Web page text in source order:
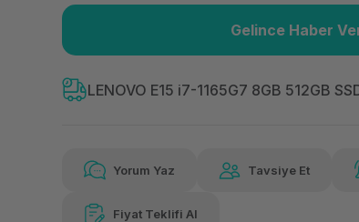
Gelince Haber
LENOVO E15 i7-1165G7 8GB 512GB
Yorum Yaz Tavsiye Et
Fiyat Teklifi Al